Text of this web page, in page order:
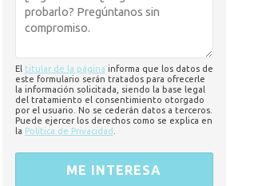
El titular de la página informa que los datos de
este formulario serán tratados para ofrecerle
la información solicitada, siendo la base legal
del tratamiento el consentimiento otorgado
por el usuario. No se cederán datos a terceros.
Puede ejercer los derechos como se explica en
la Política de Privacidad